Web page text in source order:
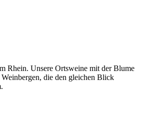
Rhein. Unsere Ortsweine mit der Blume
die den gleichen Blick